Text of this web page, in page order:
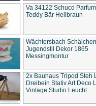
Va 34122 Schuco
Teddy Bär Hellbraun
Wächtersbach Schälchen
Jugendstil Dekor 1865
Messingmontur
2x Bauhaus Tripod Steh
Dreibein Stativ Art Deco
Vintage Studio Leucht